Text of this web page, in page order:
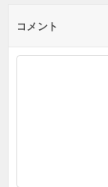
コメント